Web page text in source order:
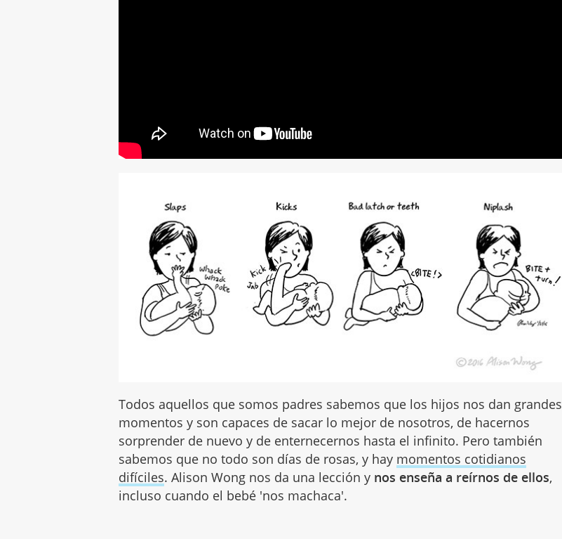
Todos aquellos que somos padres sabemos que los hijos nos dan grandes
momentos y son capaces de sacar lo mejor de nosotros, de hacernos
sorprender de nuevo y de enternecernos hasta el infinito. Pero también
sabemos que no todo son días de rosas, y hay momentos cotidianos
difíciles. Alison Wong nos da una lección y nos enseña a reírnos de ellos,
incluso cuando el bebé 'nos machaca'.